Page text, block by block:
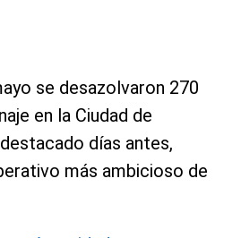
se desazolvaron 270
en la Ciudad de
días antes,
más ambicioso de